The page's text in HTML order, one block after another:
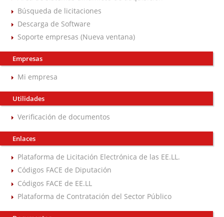
Búsqueda de licitaciones
Descarga de Software
Soporte empresas (Nueva ventana)
Empresas
Mi empresa
Utilidades
Verificación de documentos
Enlaces
Plataforma de Licitación Electrónica de las EE.LL.
Códigos FACE de Diputación
Códigos FACE de EE.LL
Plataforma de Contratación del Sector Público